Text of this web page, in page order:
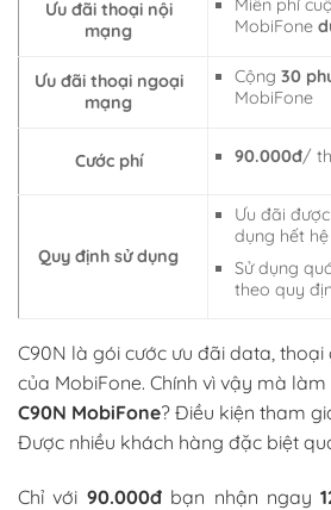
Ưu đãi thoại nội
mạng
Miễn phí
MobiFone
Ưu đãi thoại ngoại
mạng
Cộng 30
MobiFone
Cước phí 90.000đ/
Quy định sử dụng
Ưu đãi
dụng hết
Sử dụng
theo quy
C90N là gói cước ưu đãi data, thoại
của MobiFone. Chính vì vậy mà
C90N MobiFone? Điều kiện tham
Được nhiều khách hàng đặc biệt
Chỉ với 90.000đbạn nhận ngay